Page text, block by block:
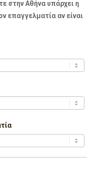
στην Αθήνα υπάρχει η
επαγγελματία αν είναι